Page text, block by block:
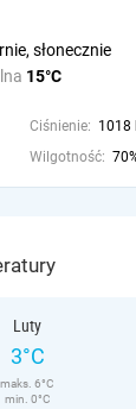
15°C
słonecznie
Ciśnienie: 1018
Wilgotność:
Luty
3°C
maks. 6°C
min. 0°C